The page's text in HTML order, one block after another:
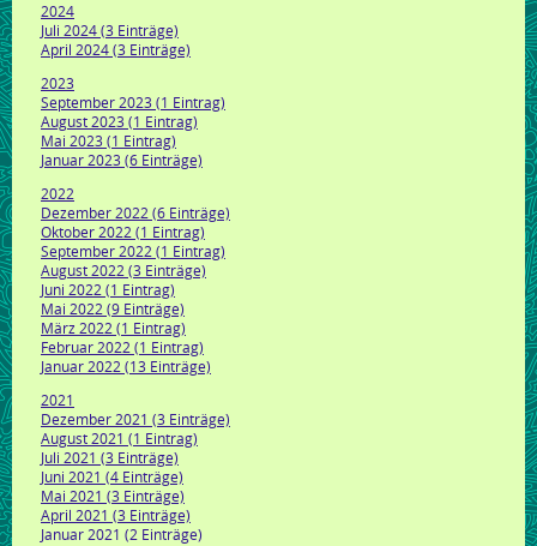
2024
Juli 2024 (3 Einträge)
April 2024 (3 Einträge)
2023
September 2023 (1 Eintrag)
August 2023 (1 Eintrag)
Mai 2023 (1 Eintrag)
Januar 2023 (6 Einträge)
2022
Dezember 2022 (6 Einträge)
Oktober 2022 (1 Eintrag)
September 2022 (1 Eintrag)
August 2022 (3 Einträge)
Juni 2022 (1 Eintrag)
Mai 2022 (9 Einträge)
März 2022 (1 Eintrag)
Februar 2022 (1 Eintrag)
Januar 2022 (13 Einträge)
2021
Dezember 2021 (3 Einträge)
August 2021 (1 Eintrag)
Juli 2021 (3 Einträge)
Juni 2021 (4 Einträge)
Mai 2021 (3 Einträge)
April 2021 (3 Einträge)
Januar 2021 (2 Einträge)